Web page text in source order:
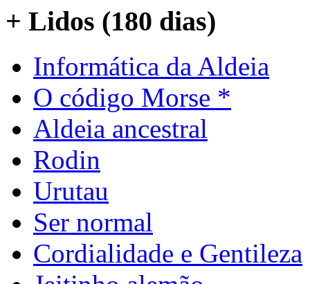
+ Lidos (180 dias)
Informática da Aldeia
O código Morse *
Aldeia ancestral
Rodin
Urutau
Ser normal
Cordialidade e Gentileza